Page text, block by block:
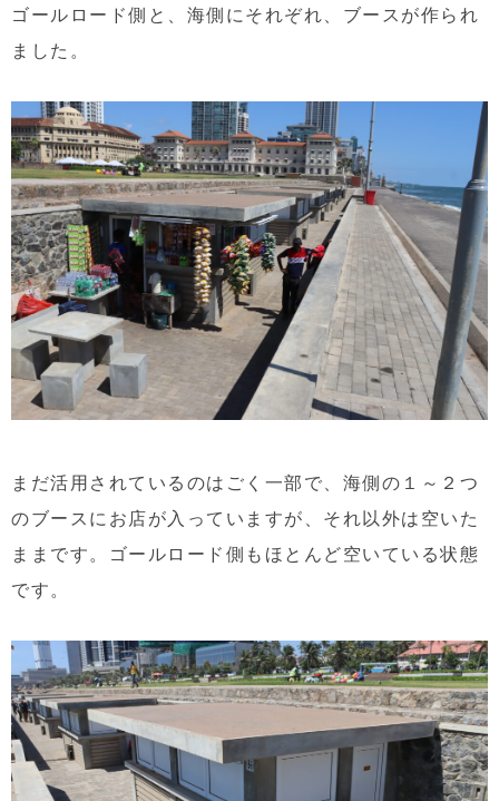
ゴールロード側と、海側にそれぞれ、ブースが作られ
ました。
まだ活用されているのはごく一部で、海側の１～２つ
のブースにお店が入っていますが、それ以外は空いた
ままです。ゴールロード側もほとんど空いている状態
です。